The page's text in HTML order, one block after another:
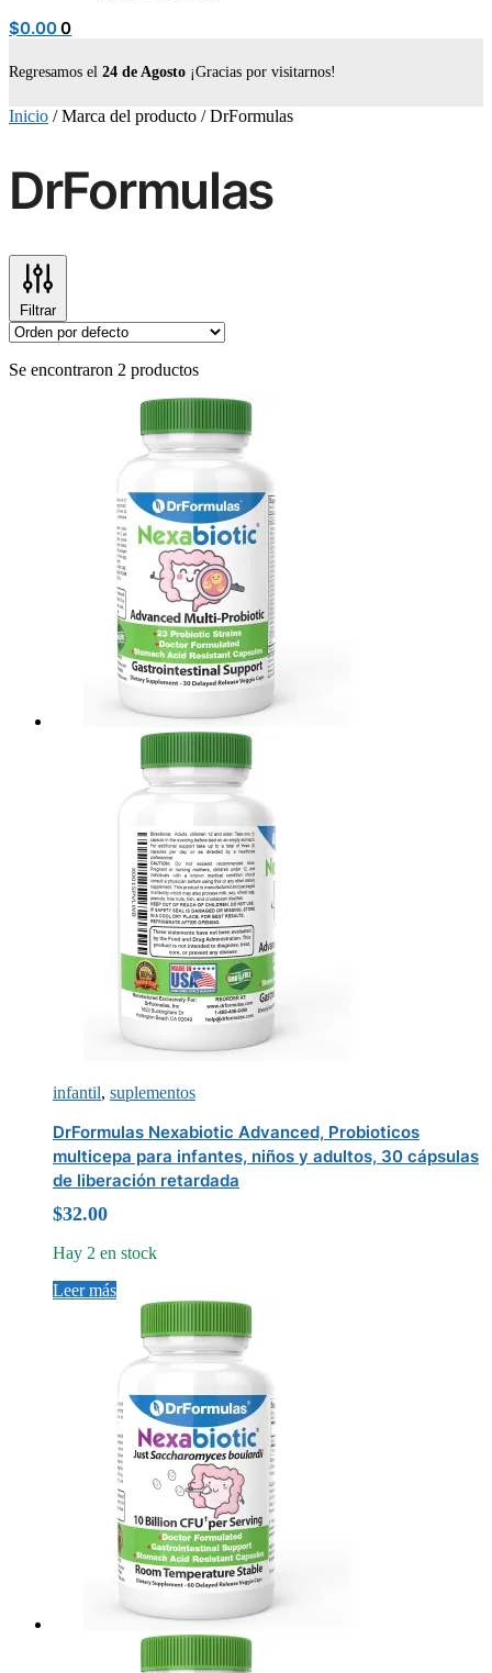
$0.00 0
Regresamos el 24 de Agosto ¡Gracias por visitarnos!
Inicio /Marca del producto /DrFormulas
DrFormulas
Filtrar
Se encontraron 2 productos
infantil, suplementos
DrFormulas Nexabiotic Advanced, Probioticos
multicepa para infantes, niños y adultos, 30 cápsulas
de liberación retardada
$32.00
Hay 2 en stock
Leer más